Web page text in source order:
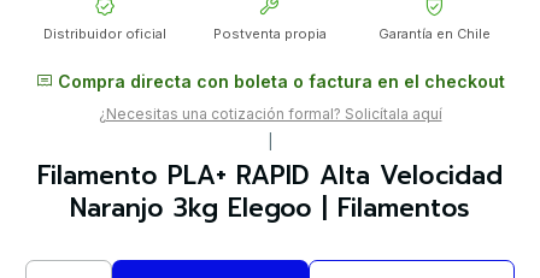
Distribuidor oficial Postventa propia Garantía en Chile
Compra directa con boleta o factura en el checkout
¿Necesitas una cotización formal? Solicítala aquí
Filamento PLA+ RAPID Alta Velocidad
Naranjo 3kg Elegoo | Filamentos